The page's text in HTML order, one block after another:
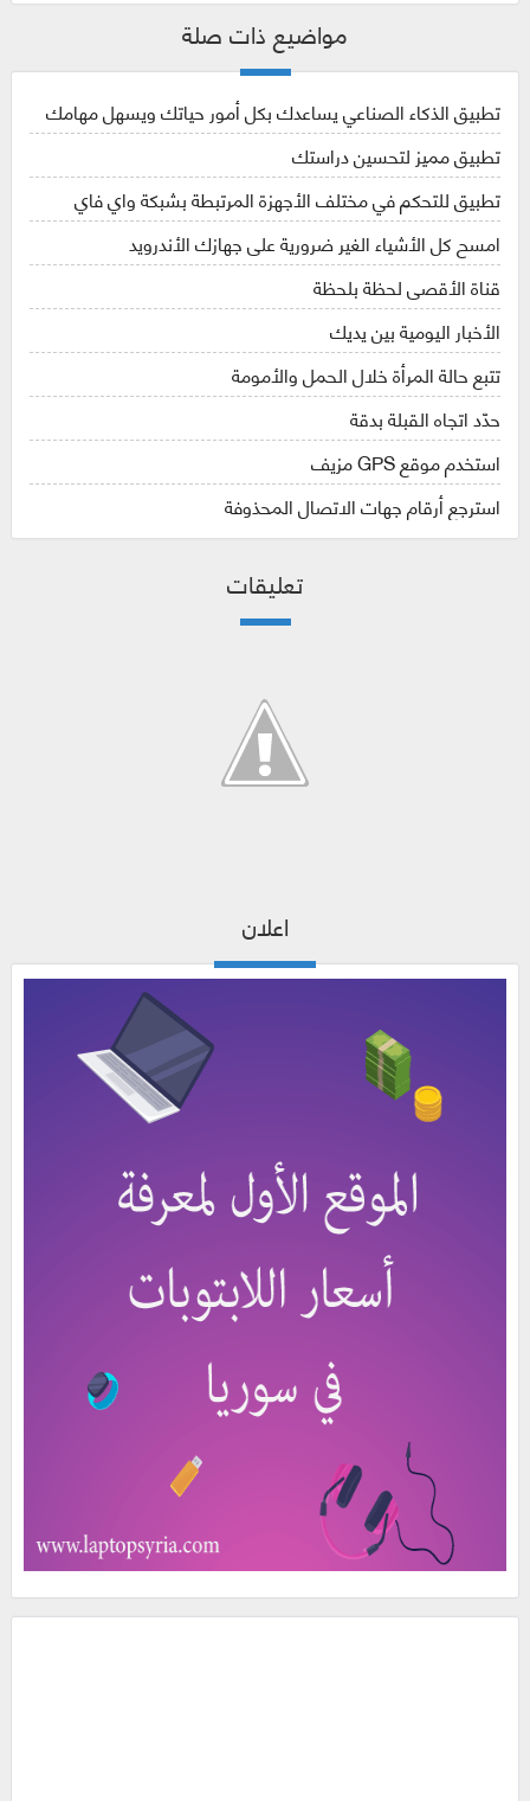
مواضيع ذات صلة
تطبيق الذكاء الصناعي يساعدك بكل أمور حياتك ويسهل مهامك
تطبيق مميز لتحسين دراستك
تطبيق للتحكم في مختلف الأجهزة المرتبطة بشبكة واي فاي
امسح كل الأشياء الغير ضرورية على جهازك الأندرويد
قناة الأقصى لحظة بلحظة
الأخبار اليومية بين يديك
تتبع حالة المرأة خلال الحمل والأمومة
حدّد اتجاه القبلة بدقة
استخدم موقع GPS مزيف
استرجع أرقام جهات الاتصال المحذوفة
تعليقات
اعلان